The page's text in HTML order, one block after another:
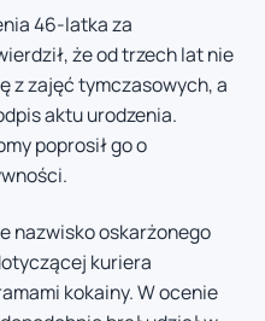
46-latka za
że od trzech lat nie
z zajęć tymczasowych, a
aktu urodzenia.
poprosił go o
nazwisko oskarżonego
kuriera
kokainy. W ocenie